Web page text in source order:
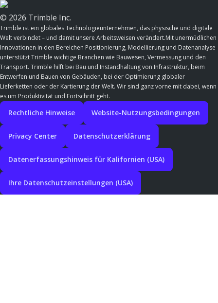
© 2026 Trimble Inc.
Trimble ist ein globales Technologieunternehmen, das physische und digitale
Welt verbindet – und damit unsere Arbeitsweisen verändert.Mit unermüdlichen
Innovationen in den Bereichen Positionierung, Modellierung und Datenanalyse
unterstützt Trimble wichtige Branchen wie Bauwesen, Vermessung und den
Transport. Trimble hilft bei Bau und Instandhaltung von Infrastruktur, beim
Entwerfen und Bauen von Gebäuden, bei der Optimierung globaler
Lieferketten oder der Kartierung der Welt. Wir sind ganz vorne mit dabei, wenn
es um Produktivität und Fortschritt geht.
Rechtliche Hinweise Website-Nutzungsbedingungen
Privacy Center Datenschutzerklärung
Datenerfassungshinweis für Kalifornien (USA)
Ihre Datenschutzeinstellungen (USA)